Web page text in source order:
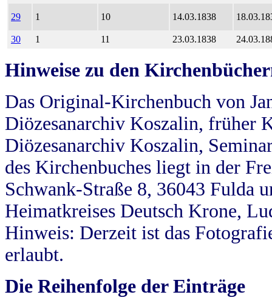
29 1 10 14.03.1838
30 1 11 23.03.1838
Hinweise zu den
Das Original-Kirchenbuch von
Diözesanarchiv Koszalin, früher
Diözesanarchiv Koszalin,
des Kirchenbuches liegt in der
Schwank-Straße 8, 36043 Fulda
Heimatkreises Deutsch Krone,
Hinweis: Derzeit ist das
erlaubt.
Die Reihenfolge der Einträge